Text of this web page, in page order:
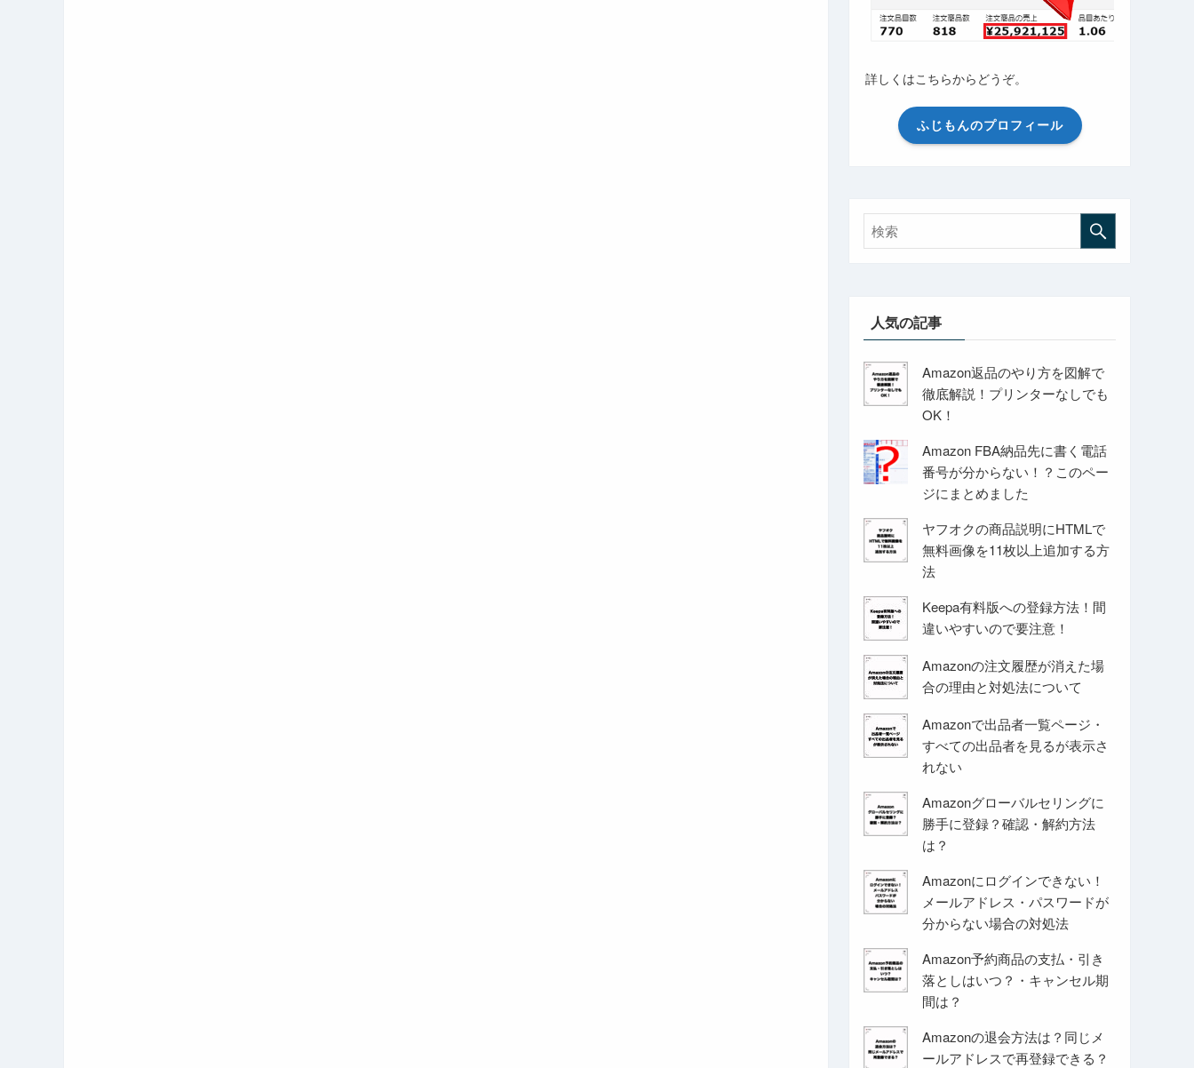
詳しくはこちらからどうぞ。
ふじもんのプロフィール
人気の記事
Amazon返品のやり方を図解で
徹底解説！プリンターなしでも
OK！
Amazon FBA納品先に書く電話
番号が分からない！？このペー
ジにまとめました
ヤフオクの商品説明にHTMLで
無料画像を11枚以上追加する方
法
Keepa有料版への登録方法！間
違いやすいので要注意！
Amazonの注文履歴が消えた場
合の理由と対処法について
Amazonで出品者一覧ページ・
すべての出品者を見るが表示さ
れない
Amazonグローバルセリングに
勝手に登録？確認・解約方法
は？
Amazonにログインできない！
メールアドレス・パスワードが
分からない場合の対処法
Amazon予約商品の支払・引き
落としはいつ？・キャンセル期
間は？
Amazonの退会方法は？同じメ
ールアドレスで再登録できる？